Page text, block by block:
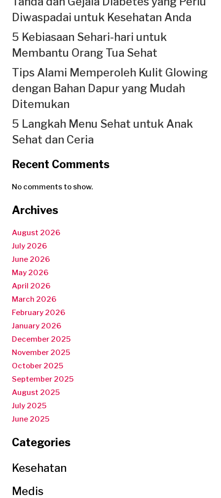
Diwaspadai untuk Kesehatan Anda
5 Kebiasaan Sehari-hari untuk
Membantu Orang Tua Sehat
Tips Alami Memperoleh Kulit Glowing
dengan Bahan Dapur yang Mudah
Ditemukan
5 Langkah Menu Sehat untuk Anak
Sehat dan Ceria
Recent Comments
No comments to show.
Archives
August 2026
July 2026
June 2026
May 2026
April 2026
March 2026
February 2026
January 2026
December 2025
November 2025
October 2025
September 2025
August 2025
July 2025
June 2025
Categories
Kesehatan
Medis